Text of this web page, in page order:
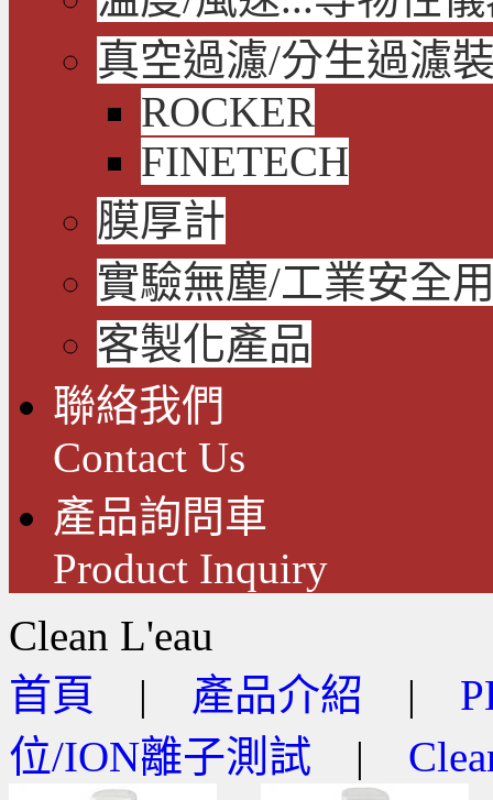
真空過濾/分生過濾
ROCKER
FINETECH
膜厚計
實驗無塵/工業安全
客製化產品
聯絡我們
Contact Us
產品詢問車
Product Inquiry
Clean L'eau
首頁 | 產品介紹 |
位/ION離子測試 |